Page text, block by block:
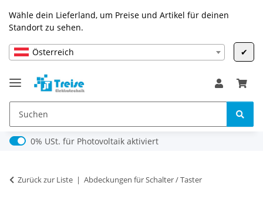
Wähle dein Lieferland, um Preise und Artikel für deinen
Standort zu sehen.
Österreich ✔
0% USt. für Photovoltaik (§ 12 Abs. 3 UStG)
0% USt. für Photovoltaik aktiviert
Zurück zur Liste Abdeckungen für Schalter / Taster